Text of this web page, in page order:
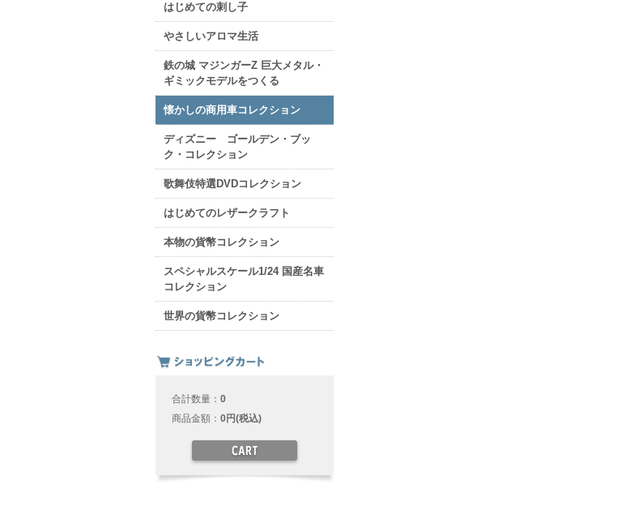
はじめての刺し子
やさしいアロマ生活
鉄の城 マジンガーZ 巨大メタル・
ギミックモデルをつくる
懐かしの商用車コレクション
ディズニー ゴールデン・ブッ
ク・コレクション
歌舞伎特選DVDコレクション
はじめてのレザークラフト
本物の貨幣コレクション
スペシャルスケール1/24 国産名車
コレクション
世界の貨幣コレクション
合計数量： 0
商品金額： 0円(税込)